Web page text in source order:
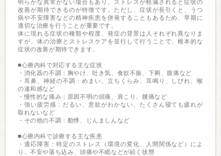
明らかな異常がない場合もあり、ストレスが軽減されると症状の
改善が期待できるのが特徴です。ただし、症状が長引くと、うつ
病や不安障害などの精神疾患を併発することもあるため、早期に
適切な治療を行うことが重要です。
体に現れる症状の種類や程度、発症の背景は人それぞれ異なりま
すが、体の治療とストレスケアを並行して行うことで、根本的な
症状の改善が期待できます。
■心療内科で対応する主な症状
・消化器の不調：胸やけ、吐き気、食欲不振、下痢、腹痛など
・耳鼻、神経の不調：めまい、立ちくらみ、耳鳴り、しびれ、喉
の違和感など
・慢性的な痛み：原因不明の頭痛、肩こり、腰痛など
・強い疲労感：だるい、意欲がわかない、たくさん寝ても疲れが
取れないなど
・その他の不調：動悸、じんましんなど
■心療内科で診療する主な疾患
・適応障害：特定のストレス（環境の変化、人間関係など）によ
り、不安や落ち込み、頭痛や不眠などが続く状態